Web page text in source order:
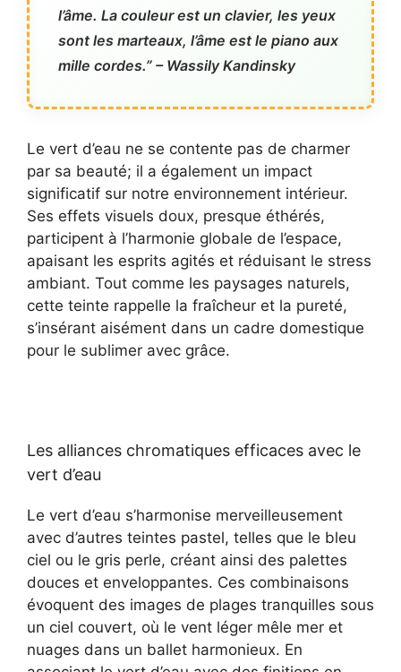
l’âme. La couleur est un clavier, les yeux
sont les marteaux, l’âme est le piano aux
mille cordes.” – Wassily Kandinsky
Le vert d’eau ne se contente pas de charmer
par sa beauté; il a également un impact
significatif sur notre environnement intérieur.
Ses effets visuels doux, presque éthérés,
participent à l’harmonie globale de l’espace,
apaisant les esprits agités et réduisant le stress
ambiant. Tout comme les paysages naturels,
cette teinte rappelle la fraîcheur et la pureté,
s’insérant aisément dans un cadre domestique
pour le sublimer avec grâce.
Les alliances chromatiques efficaces avec le
vert d’eau
Le vert d’eau s’harmonise merveilleusement
avec d’autres teintes pastel, telles que le bleu
ciel ou le gris perle, créant ainsi des palettes
douces et enveloppantes. Ces combinaisons
évoquent des images de plages tranquilles sous
un ciel couvert, où le vent léger mêle mer et
nuages dans un ballet harmonieux. En